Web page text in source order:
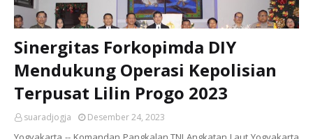
Sinergitas Forkopimda DIY
Mendukung Operasi Kepolisian
Terpusat Lilin Progo 2023
suaradjogja Desember 24, 2023